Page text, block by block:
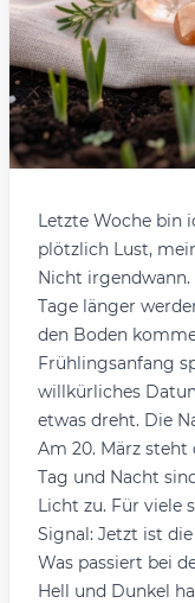
Letzte Woche bin
plötzlich Lust,
Nicht irgendwann.
Tage länger
den Boden
Frühlingsanfang
willkürliches
etwas dreht. Die
Am 20. März steht
Tag und Nacht
Licht zu. Für viele
Signal: Jetzt ist
Was passiert bei
Hell und Dunkel